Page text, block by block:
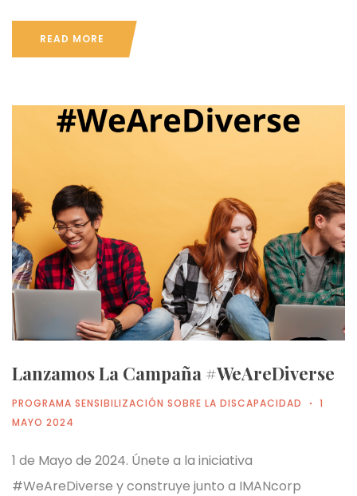
READ MORE
Lanzamos La Campaña #WeAreDiverse
PROGRAMA SENSIBILIZACIÓN SOBRE LA DISCAPACIDAD
1
MAYO 2024
1 de Mayo de 2024. Únete a la iniciativa
#WeAreDiverse y construye junto a IMANcorp